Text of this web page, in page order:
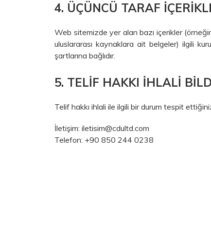
4. ÜÇÜNCÜ TARAF
Web sitemizde yer alan bazı içerikler
uluslararası kaynaklara ait belgeler) ilgili
şartlarına bağlıdır.
5. TELIF HAKKI İHLALI
Telif hakkı ihlali ile ilgili bir durum tespit
İletişim: iletisim@cdultd.com
Telefon: +90 850 244 0238